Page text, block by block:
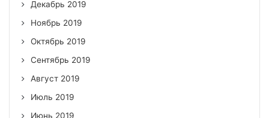
Декабрь 2019
Ноябрь 2019
Октябрь 2019
Сентябрь 2019
Август 2019
Июль 2019
Июнь 2019